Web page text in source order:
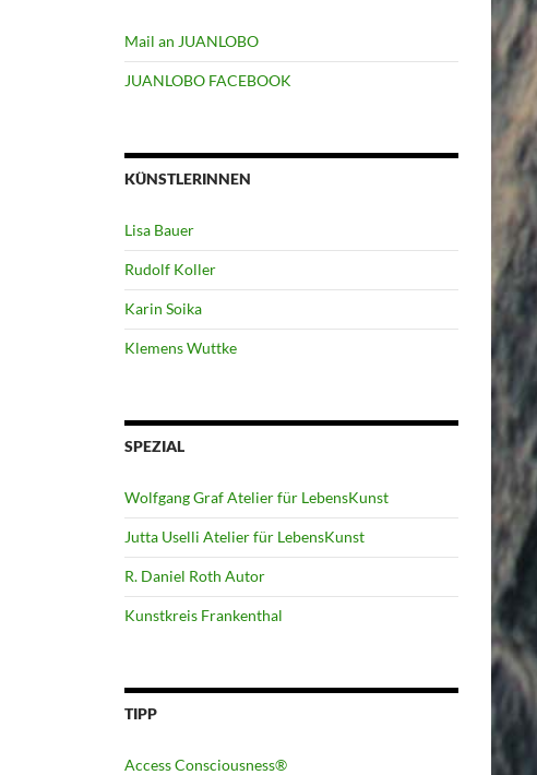
Mail an JUANLOBO
JUANLOBO FACEBOOK
KÜNSTLERINNEN
Lisa Bauer
Rudolf Koller
Karin Soika
Klemens Wuttke
SPEZIAL
Wolfgang Graf Atelier für LebensKunst
Jutta Uselli Atelier für LebensKunst
R. Daniel Roth Autor
Kunstkreis Frankenthal
TIPP
Access Consciousness®